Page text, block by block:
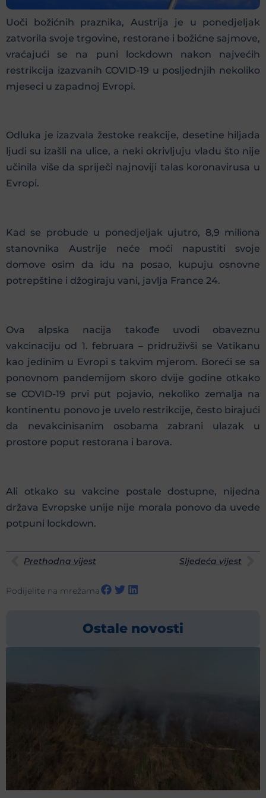
Uoči božićnih praznika, Austrija je u ponedjeljak
zatvorila svoje trgovine, restorane i božićne sajmove,
vraćajući se na puni lockdown nakon najvećih
restrikcija izazvanih COVID-19 u posljednjih nekoliko
mjeseci u zapadnoj Evropi.
Odluka je izazvala žestoke reakcije, desetine hiljada
ljudi su izašli na ulice, a neki okrivljuju vladu što nije
učinila više da spriječi najnoviji talas koronavirusa u
Evropi.
Kad se probude u ponedjeljak ujutro, 8,9 miliona
stanovnika Austrije neće moći napustiti svoje
domove osim da idu na posao, kupuju osnovne
potrepštine i džogiraju vani, javlja France 24.
Ova alpska nacija takođe uvodi obaveznu
vakcinaciju od 1. februara – pridruživši se Vatikanu
kao jedinim u Evropi s takvim mjerom. Boreći se sa
ponovnom pandemijom skoro dvije godine otkako
se COVID-19 prvi put pojavio, nekoliko zemalja na
kontinentu ponovo je uvelo restrikcije, često birajući
da nevakcinisanim osobama zabrani ulazak u
prostore poput restorana i barova.
Ali otkako su vakcine postale dostupne, nijedna
država Evropske unije nije morala ponovo da uvede
potpuni lockdown.
Prethodna vijest Sljedeća vijest
Podijelite na mrežama
Ostale novosti